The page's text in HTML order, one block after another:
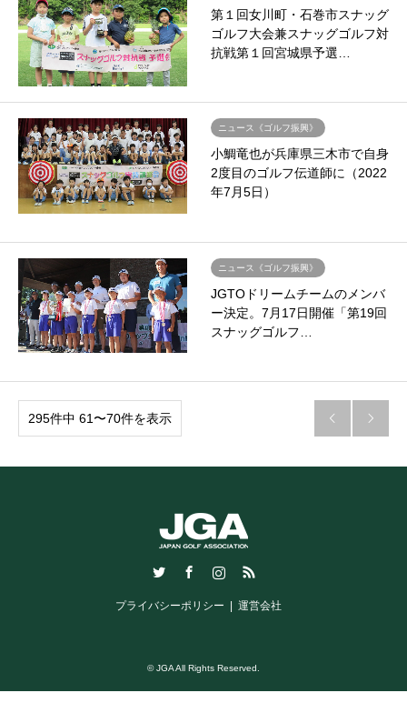
第１回女川町・石巻市スナッグ
ゴルフ大会兼スナッグゴルフ対
抗戦第１回宮城県予選…
ニュース《ゴルフ振興》
小鯛竜也が兵庫県三木市で自身
2度目のゴルフ伝道師に（2022
年7月5日）
ニュース《ゴルフ振興》
JGTOドリームチームのメンバ
ー決定。7月17日開催「第19回
スナッグゴルフ…
295件中 61〜70件を表示  
RSS
プライバシーポリシー 運営会社
© JGA All Rights Reserved.